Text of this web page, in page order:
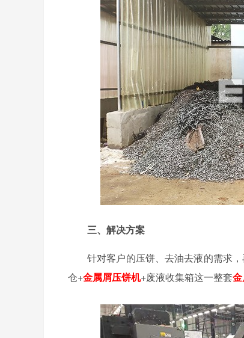
三、解决方案
针对客户的压饼、去油去液的需求
仓+金属屑压饼机+废液收集箱这一整套